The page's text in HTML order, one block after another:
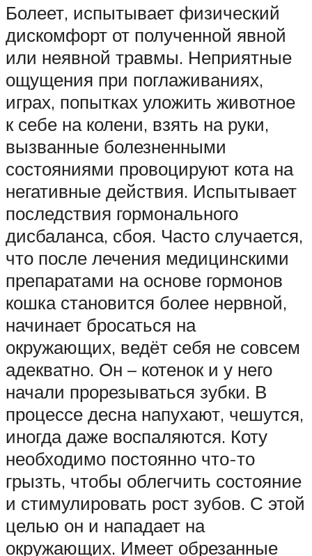
Болеет, испытывает физический
дискомфорт от полученной явной
или неявной травмы. Неприятные
ощущения при поглаживаниях,
играх, попытках уложить животное
к себе на колени, взять на руки,
вызванные болезненными
состояниями провоцируют кота на
негативные действия. Испытывает
последствия гормонального
дисбаланса, сбоя. Часто случается,
что после лечения медицинскими
препаратами на основе гормонов
кошка становится более нервной,
начинает бросаться на
окружающих, ведёт себя не совсем
адекватно. Он – котенок и у него
начали прорезываться зубки. В
процессе десна напухают, чешутся,
иногда даже воспаляются. Коту
необходимо постоянно что-то
грызть, чтобы облегчить состояние
и стимулировать рост зубов. С этой
целью он и нападает на
окружающих. Имеет обрезанные